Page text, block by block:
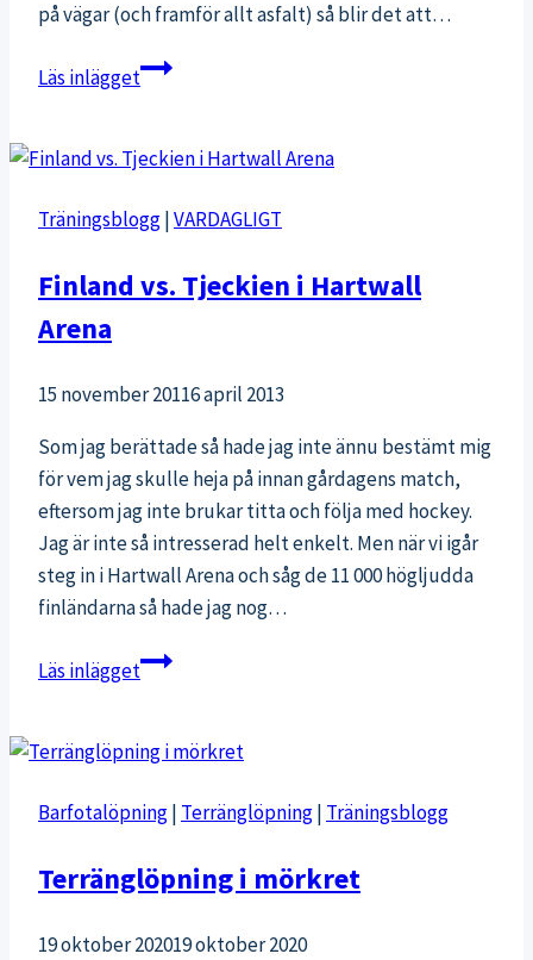
på vägar (och framför allt asfalt) så blir det att…
Läs inläggetVarför
terränglöpning
Träningsblogg|VARDAGLIGT
Finland vs. Tjeckien i Hartwall
Arena
15 november 20116 april 2013
Som jag berättade så hade jag inte ännu bestämt mig
för vem jag skulle heja på innan gårdagens match,
eftersom jag inte brukar titta och följa med hockey.
Jag är inte så intresserad helt enkelt. Men när vi igår
steg in i Hartwall Arena och såg de 11 000 högljudda
finländarna så hade jag nog…
Läs inläggetFinland
i
Arena
Barfotalöpning| Terränglöpning| Träningsblogg
Terränglöpning i mörkret
19 oktober 202019 oktober 2020